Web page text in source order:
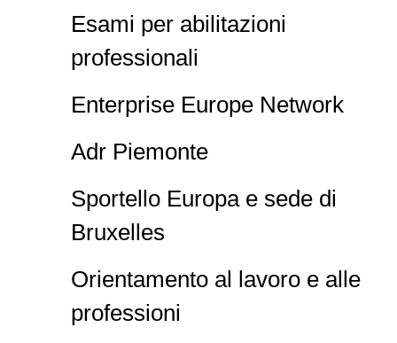
Esami per abilitazioni
professionali
Enterprise Europe Network
Adr Piemonte
Sportello Europa e sede di
Bruxelles
Orientamento al lavoro e alle
professioni